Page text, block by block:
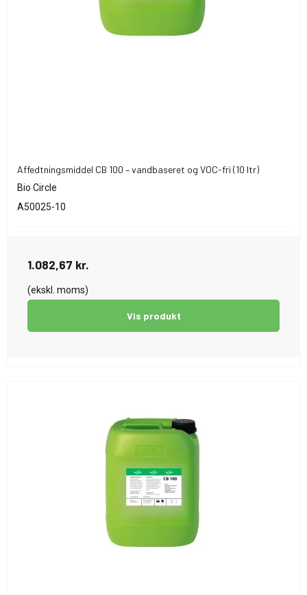
Affedtningsmiddel CB 100 – vandbaseret og VOC-fri (10 ltr)
Bio Circle
A50025-10
1.082,67 kr.
(ekskl. moms)
Vis produkt